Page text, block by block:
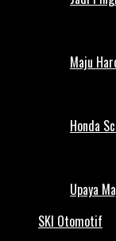
Maju
Honda
Upaya
SKI Otomotif